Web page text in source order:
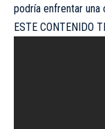
podría enfrentar una
ESTE CONTENIDO